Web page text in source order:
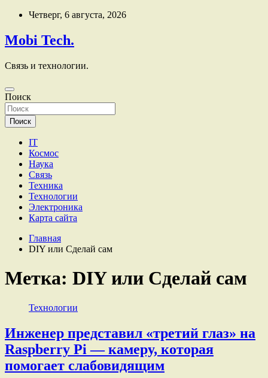
Перейти
содержимому
Четверг, 6 августа, 2026
Mobi Tech.
Связь и технологии.
Поиск
Поиск
IT
Космос
Наука
Связь
Техника
Технологии
Электроника
Карта сайта
Главная
DIY или Сделай сам
Метка: DIY или Сделай сам
Технологии
Инженер представил «третий глаз» на
Raspberry Pi — камеру, которая
помогает слабовидящим